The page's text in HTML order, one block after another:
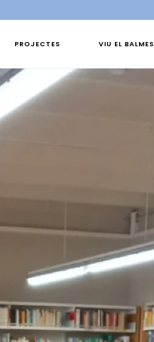
PROJECTES VIU EL BALMES